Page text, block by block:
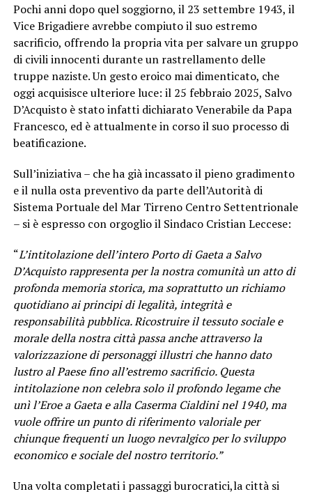
Pochi anni dopo quel soggiorno, il 23 settembre 1943, il
Vice Brigadiere avrebbe compiuto il suo estremo
sacrificio, offrendo la propria vita per salvare un gruppo
di civili innocenti durante un rastrellamento delle
truppe naziste. Un gesto eroico mai dimenticato, che
oggi acquisisce ulteriore luce: il 25 febbraio 2025, Salvo
D’Acquisto è stato infatti dichiarato Venerabile da Papa
Francesco, ed è attualmente in corso il suo processo di
beatificazione.
Sull’iniziativa – che ha già incassato il pieno gradimento
e il nulla osta preventivo da parte dell’Autorità di
Sistema Portuale del Mar Tirreno Centro Settentrionale
– si è espresso con orgoglio il Sindaco Cristian Leccese:
“L’intitolazione dell’intero Porto di Gaeta a Salvo
D’Acquisto rappresenta per la nostra comunità un atto di
profonda memoria storica, ma soprattutto un richiamo
quotidiano ai principi di legalità, integrità e
responsabilità pubblica. Ricostruire il tessuto sociale e
morale della nostra città passa anche attraverso la
valorizzazione di personaggi illustri che hanno dato
lustro al Paese fino all’estremo sacrificio. Questa
intitolazione non celebra solo il profondo legame che
unì l’Eroe a Gaeta e alla Caserma Cialdini nel 1940, ma
vuole offrire un punto di riferimento valoriale per
chiunque frequenti un luogo nevralgico per lo sviluppo
economico e sociale del nostro territorio.”
Una volta completati i passaggi burocratici,la città si